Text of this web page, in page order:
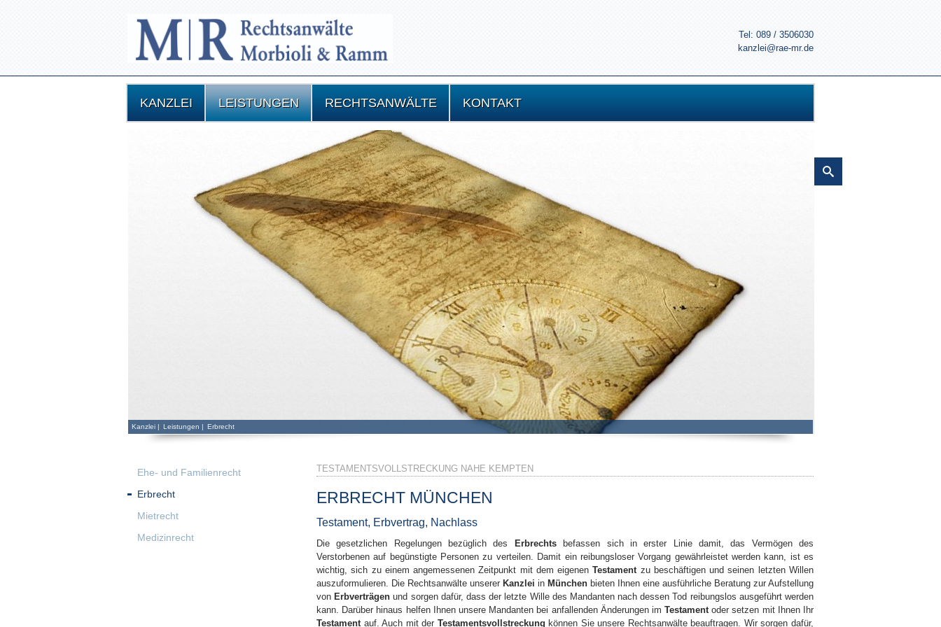
Tel: 089 / 3506030
kanzlei@rae-mr.de
KANZLEI LEISTUNGEN RECHTSANWÄLTE KONTAKT
Kanzlei | Leistungen | Erbrecht
Ehe- und Familienrecht
Erbrecht
Mietrecht
Medizinrecht
TESTAMENTSVOLLSTRECKUNG NAHE KEMPTEN
ERBRECHT MÜNCHEN
Testament, Erbvertrag, Nachlass
Die gesetzlichen Regelungen bezüglich des Erbrechtsbefassen sich in erster Linie damit, das Vermögen des
Verstorbenen auf begünstigte Personen zu verteilen. Damit ein reibungsloser Vorgang gewährleistet werden kann, ist es
wichtig, sich zu einem angemessenen Zeitpunkt mit dem eigenenTestament zu beschäftigen und seinen letzten Willen
auszuformulieren. Die Rechtsanwälte unserer Kanzlei in München bieten Ihnen eine ausführliche Beratung zur Aufstellung
von Erbverträgen und sorgen dafür, dass der letzte Wille des Mandanten nach dessen Tod reibungslos ausgeführt werden
kann. Darüber hinaus helfen Ihnen unsere Mandanten bei anfallenden Änderungen imTestament oder setzen mit Ihnen Ihr
Testament auf. Auch mit der Testamentsvollstreckung können Sie unsere Rechtsanwälte beauftragen. Wir sorgen dafür,